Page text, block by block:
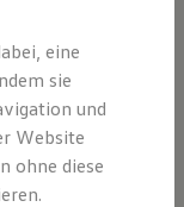
eine
sie
und
Website
ohne diese